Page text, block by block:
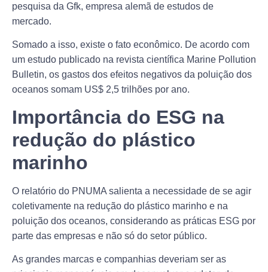
pesquisa da Gfk, empresa alemã de estudos de
mercado.
Somado a isso, existe o fato econômico. De acordo com
um estudo publicado na revista científica Marine Pollution
Bulletin, os gastos dos efeitos negativos da poluição dos
oceanos somam US$ 2,5 trilhões por ano.
Importância do ESG na
redução do plástico
marinho
O relatório do PNUMA salienta a necessidade de se agir
coletivamente na redução do plástico marinho e na
poluição dos oceanos, considerando as práticas ESG por
parte das empresas e não só do setor público.
As grandes marcas e companhias deveriam ser as